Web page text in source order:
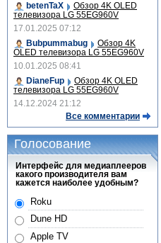
betenTaX
Обзор 4K OLED
телевизора LG 55EG960V
17.01.2025 07:12
Bubpummabug
Обзор 4K
OLED телевизора LG 55EG960V
10.01.2025 08:41
DianeFup
Обзор 4K OLED
телевизора LG 55EG960V
14.12.2024 21:12
Все комментарии
Голосование
Интерфейс для медиаплееров
какого производителя вам
кажется наиболее удобным?
Roku
Dune HD
Apple TV